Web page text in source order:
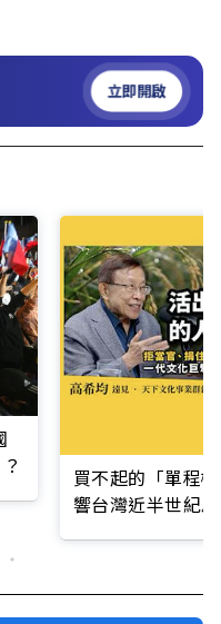
立即開啟
買不起的「單程
響台灣近半世紀